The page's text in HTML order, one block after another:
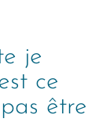
je
ce
être